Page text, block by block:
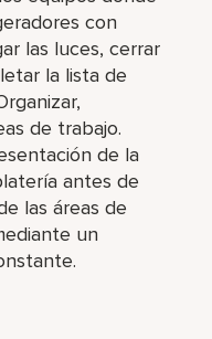
con
las luces, cerrar
la lista de
de trabajo.
de la
antes de
las áreas de
un